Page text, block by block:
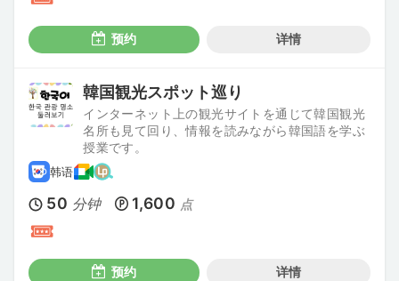
预约 详情
韓国観光スポット巡り
インターネット上の観光サイトを通じて韓国観光
名所も見て回り、情報を読みながら韓国語を学ぶ
授業です。
韩语
50 分钟 1,600 点
预约 详情